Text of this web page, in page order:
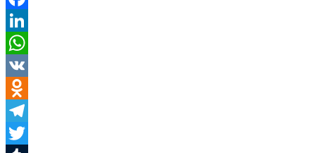
Facebook
LinkedIn
WhatsApp
VK
Odnoklassniki
Telegram